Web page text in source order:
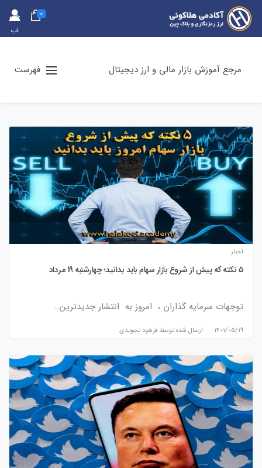
حس
اب
0
مرجع آموزش بازار مالی و ارز دیجیتال فهرست
اخبار
۵ نکته که پیش از شروع بازار سهام باید بدانید؛ چهارشنبه 19 مرداد
توجهات سرمایه گذاران ، امروز به انتشار جدیدترین…
۱۴۰۱/۰۵/۱۹ ارسال شده توسط فرهود تجویدی